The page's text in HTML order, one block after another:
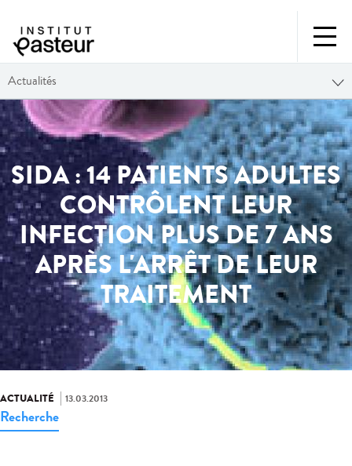
Actualités
SIDA : 14 PATIENTS ADULTES
CONTRÔLENT LEUR
INFECTION PLUS DE 7 ANS
APRÈS L'ARRÊT DE LEUR
TRAITEMENT
ACTUALITÉ 13.03.2013
Recherche